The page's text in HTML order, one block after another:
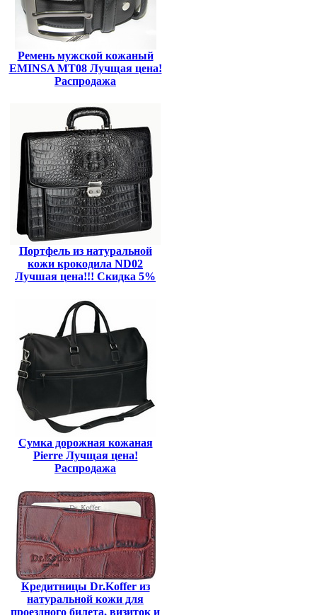
Ремень мужской кожаный
EMINSA MT08 Лучщая цена!
Распродажа
Портфель из натуральной
кожи крокодила ND02
Лучшая цена!!! Скидка 5%
Сумка дорожная кожаная
Pierre Лучщая цена!
Распродажа
Кредитницы Dr.Koffer из
натуральной кожи для
проездного билета, визиток и